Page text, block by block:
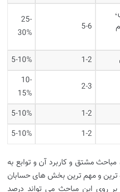
5-6
25-
30%
1-2
5-10%
2-3
10-
15%
1-2
5-10%
1-2
5-10%
مشتق و کاربرد آن و توابع به
ترین و مهم ترین بخش های حسابان
روی این مباحث می تواند درصد